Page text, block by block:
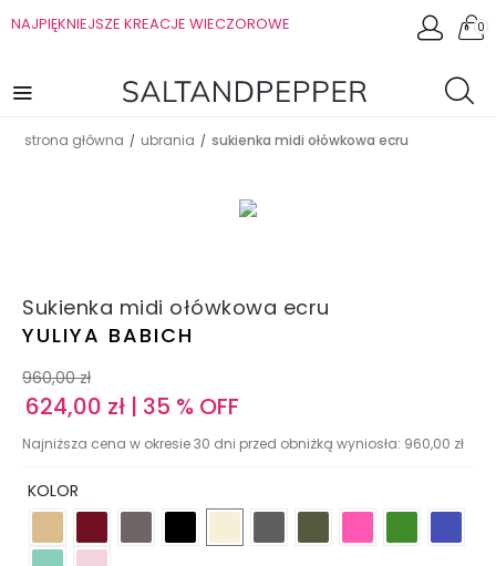
NAJPIĘKNIEJSZE KREACJE WIECZOROWE 0
strona główna / ubrania / sukienka midi ołówkowa ecru
Sukienka midi ołówkowa ecru
YULIYA BABICH
960,00 zł
624,00 zł | 35 % OFF
Najniższa cena w okresie 30 dni przed obniżką wyniosła: 960,00 zł
KOLOR